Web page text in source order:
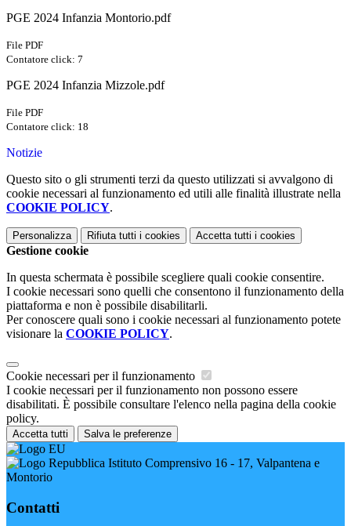
PGE 2024 Infanzia Montorio.pdf
File PDF
Contatore click: 7
PGE 2024 Infanzia Mizzole.pdf
File PDF
Contatore click: 18
Notizie
Questo sito o gli strumenti terzi da questo utilizzati si avvalgono di
cookie necessari al funzionamento ed utili alle finalità illustrate nella
COOKIE POLICY.
Personalizza Rifiuta tutti i cookies Accetta tutti i cookies
Gestione cookie
In questa schermata è possibile scegliere quali cookie consentire.
I cookie necessari sono quelli che consentono il funzionamento della
piattaforma e non è possibile disabilitarli.
Per conoscere quali sono i cookie necessari al funzionamento potete
visionare la COOKIE POLICY.
Cookie necessari per il funzionamento
I cookie necessari per il funzionamento non possono essere
disabilitati. È possibile consultare l'elenco nella pagina della cookie
policy.
Accetta tutti Salva le preferenze
Istituto Comprensivo 16 - 17, Valpantena e
Montorio
Contatti